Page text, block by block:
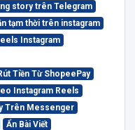
story trên Telegram
tạm thời trên instagram
Instagram
Tiền Từ ShopeePay
Instagram Reels
Trên Messenger
Ẩn Bài Viết